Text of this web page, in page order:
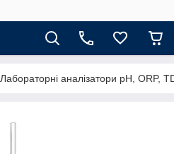
Лабораторні аналізатори pH, ORP,